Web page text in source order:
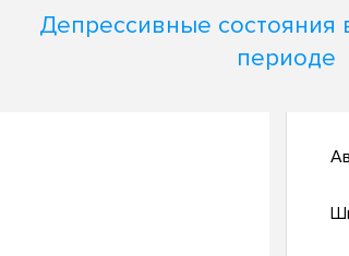
Депрессивные состояния
периоде